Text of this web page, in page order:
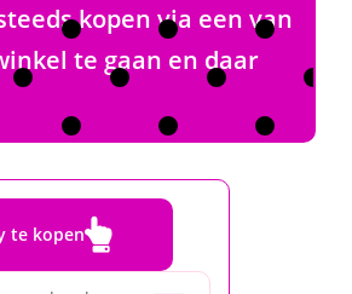
kopen via een van
te gaan en daar
te kopen